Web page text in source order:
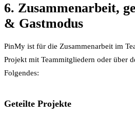
6. Zusammenarbeit,
& Gastmodus
PinMy ist für die Zusammenarbeit im
Projekt mit Teammitgliedern oder über
Folgendes:
Geteilte Projekte